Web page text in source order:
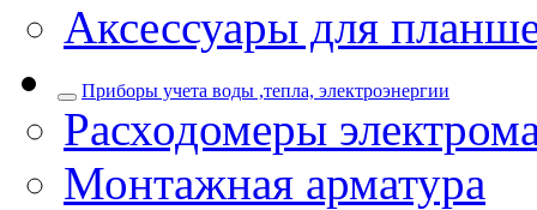
Аксессуары для
Приборы учета воды ,тепла, электроэнергии
Расходомеры
Монтажная арматура